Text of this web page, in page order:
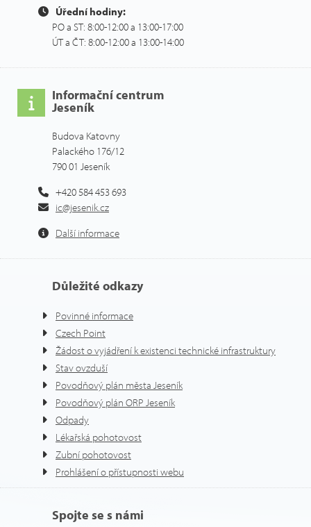
Úřední hodiny:
PO a ST: 8:00-12:00 a 13:00-17:00
ÚT a ČT: 8:00-12:00 a 13:00-14:00
Informační centrum
Jeseník
Budova Katovny
Palackého 176/12
790 01 Jeseník
+420 584 453 693
ic@jesenik.cz
Další informace
Důležité odkazy
Povinné informace
Czech Point
Žádost o vyjádření k existenci technické infrastruktury
Stav ovzduší
Povodňový plán města Jeseník
Povodňový plán ORP Jeseník
Odpady
Lékařská pohotovost
Zubní pohotovost
Prohlášení o přístupnosti webu
Spojte se s námi